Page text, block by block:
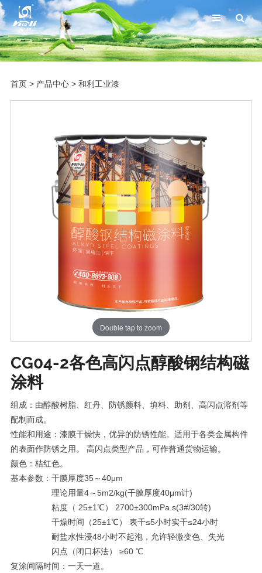
首页> 产品中心> 和利工业漆
Double tap to zoom
CG04-2各色高闪点醇酸钢结构磁
涂料
组成：由醇酸树脂、红丹、防锈颜料、填料、助剂、高闪点溶剂等
配制而成。
性能和用途：漆膜干燥快，优异的防锈性能。适用于各类金属构件
的表面作防锈之用。 高闪点类型产品，可作普通货物运输。
颜色：桔红色。
基本参数：干膜厚度35～40μm
理论用量4～5m2/kg(干膜厚度40μm计)
粘度（ 25±1℃） 2700±300mPa.s(3#/30转)
干燥时间（25±1℃） 表干≤5小时实干≤24小时
耐盐水性浸48小时不起泡，允许轻微变色、失光
闪点（闭口杯法） ≥60 ℃
复涂间隔时间：一天一道。